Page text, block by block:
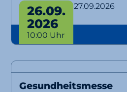
von 26.09. bis 27.09.2026
26.09.
2026
10:00 Uhr
Gesundheitsmesse